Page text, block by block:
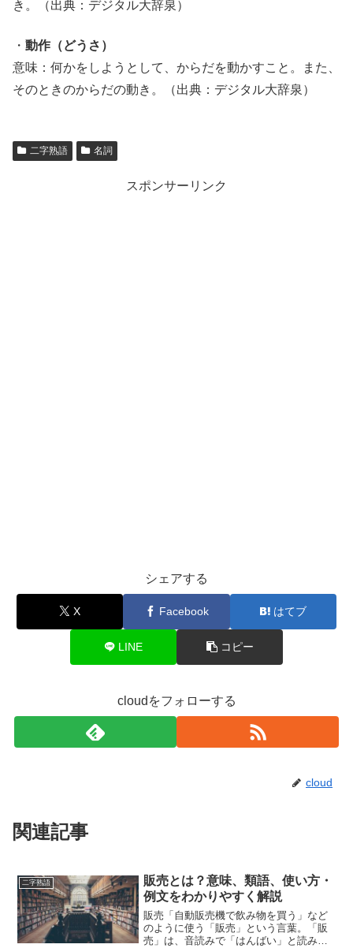
き。（出典：デジタル大辞泉）
・ 動作（どうさ）
意味：何かをしようとして、からだを動かすこと。また、
そのときのからだの動き。（出典：デジタル大辞泉）
二字熟語 名詞
スポンサーリンク
シェアする
X Facebook はてブ
LINE コピー
cloudをフォローする
cloud
関連記事
二字熟語
販売とは？意味、類語、使い方・
例文をわかりやすく解説
販売「自動販売機で飲み物を買う」など
のように使う「販売」という言葉。「販
売」は、音読みで「はんばい」と読みま